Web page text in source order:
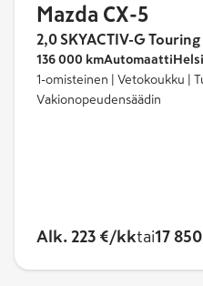
Mazda CX-5
2,0 SKYACTIV-G
136 000 kmAutomaatti
1-omisteinen | Vetokoukku |
Vakionopeudensäädin
Alk. 223 €/kktai17